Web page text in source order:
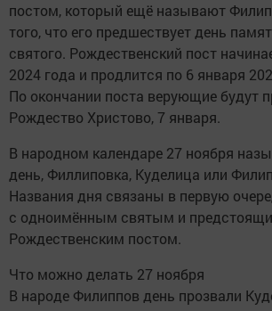
постом, который ещё называют
того, что его предшествует день
святого. Рождественский пост
2024 года и продлится по 6 января
По окончании поста верующие будут
Рождество Христово, 7 января.
В народном календаре 27 ноября
день, Филлиповка, Куделица или
Названия дня связаны в первую
с одноимённым святым и
Рождественским постом.
Что можно делать 27 ноября
В народе Филиппов день прозвали